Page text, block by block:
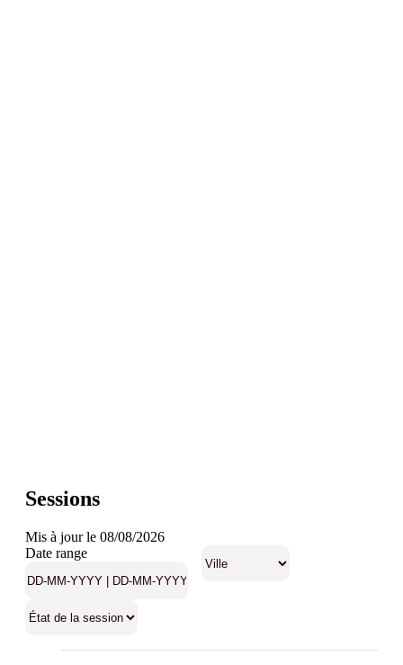
Sessions
Mis à jour le 08/08/2026
Date range